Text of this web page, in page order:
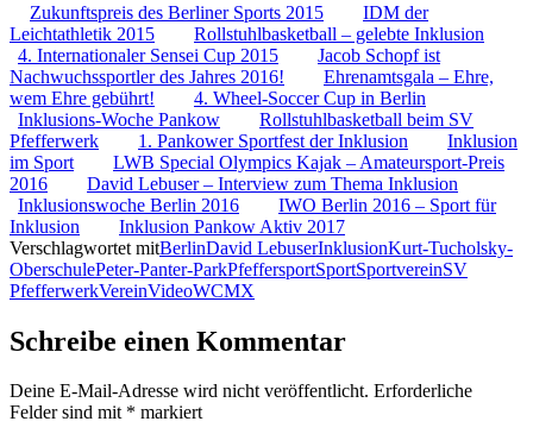
Zukunftspreis des Berliner Sports 2015
IDM der
Leichtathletik 2015
Rollstuhlbasketball – gelebte Inklusion
4. Internationaler Sensei Cup 2015
Jacob Schopf ist
Nachwuchssportler des Jahres 2016!
Ehrenamtsgala – Ehre,
wem Ehre gebührt!
4. Wheel-Soccer Cup in Berlin
Inklusions-Woche Pankow
Rollstuhlbasketball beim SV
Pfefferwerk
1. Pankower Sportfest der Inklusion
Inklusion
im Sport
LWB Special Olympics Kajak – Amateursport-Preis
2016
David Lebuser – Interview zum Thema Inklusion
Inklusionswoche Berlin 2016
IWO Berlin 2016 – Sport für
Inklusion
Inklusion Pankow Aktiv 2017
Verschlagwortet mitBerlinDavid LebuserInklusionKurt-Tucholsky-
OberschulePeter-Panter-ParkPfeffersportSportSportvereinSV
PfefferwerkVereinVideoWCMX
Schreibe einen Kommentar
Deine E-Mail-Adresse wird nicht veröffentlicht. Erforderliche
Felder sind mit * markiert